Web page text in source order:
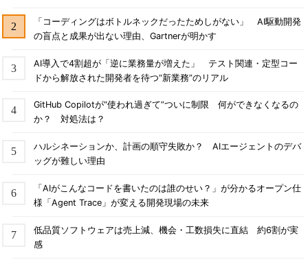
「コーディングはボトルネックだったためしがない」 AI駆動開発
の盲点と成果が出ない理由、Gartnerが明かす
AI導入で4割超が「逆に業務量が増えた」 テスト関連・定型コー
ドから解放された開発者を待つ“新業務”のリアル
GitHub Copilotが“使われ過ぎて”ついに制限 何ができなくなるの
か？ 対処法は？
ハルシネーションか、計画の順守失敗か？ AIエージェントのデバ
ッグが難しい理由
「AIがこんなコードを書いたのは誰のせい？」が分かるオープン仕
様「Agent Trace」が変える開発現場の未来
低品質ソフトウェアは売上減、機会・工数損失に直結 約6割が実
感